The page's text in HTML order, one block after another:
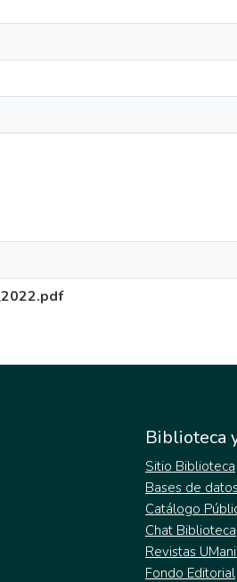
Biblioteca
Sitio Biblioteca
Bases de
Catálogo
Chat Biblioteca
Revistas
Fondo Editorial